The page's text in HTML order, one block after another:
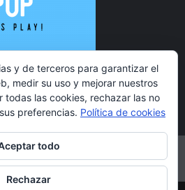
InstagramFacebookYouTube
y de terceros para garantizar el
medir su uso y mejorar nuestros
todas las cookies, rechazar las no
preferencias. Política de cookies
todo
Rechazar